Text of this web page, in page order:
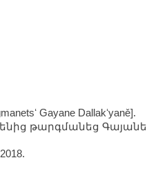
Gayane Dallakʻyaně].
թարգմանեց Գայանե